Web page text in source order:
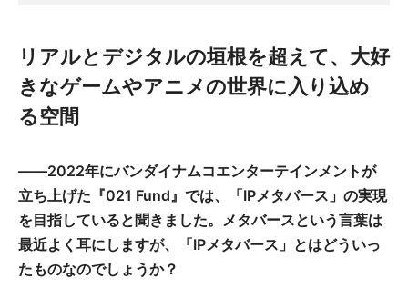
リアルとデジタルの垣根を超えて、大好
きなゲームやアニメの世界に入り込め
る空間
――2022年にバンダイナムコエンターテインメントが
立ち上げた『021 Fund』では、「IPメタバース」の実現
を目指していると聞きました。メタバースという言葉は
最近よく耳にしますが、「IPメタバース」とはどういっ
たものなのでしょうか？